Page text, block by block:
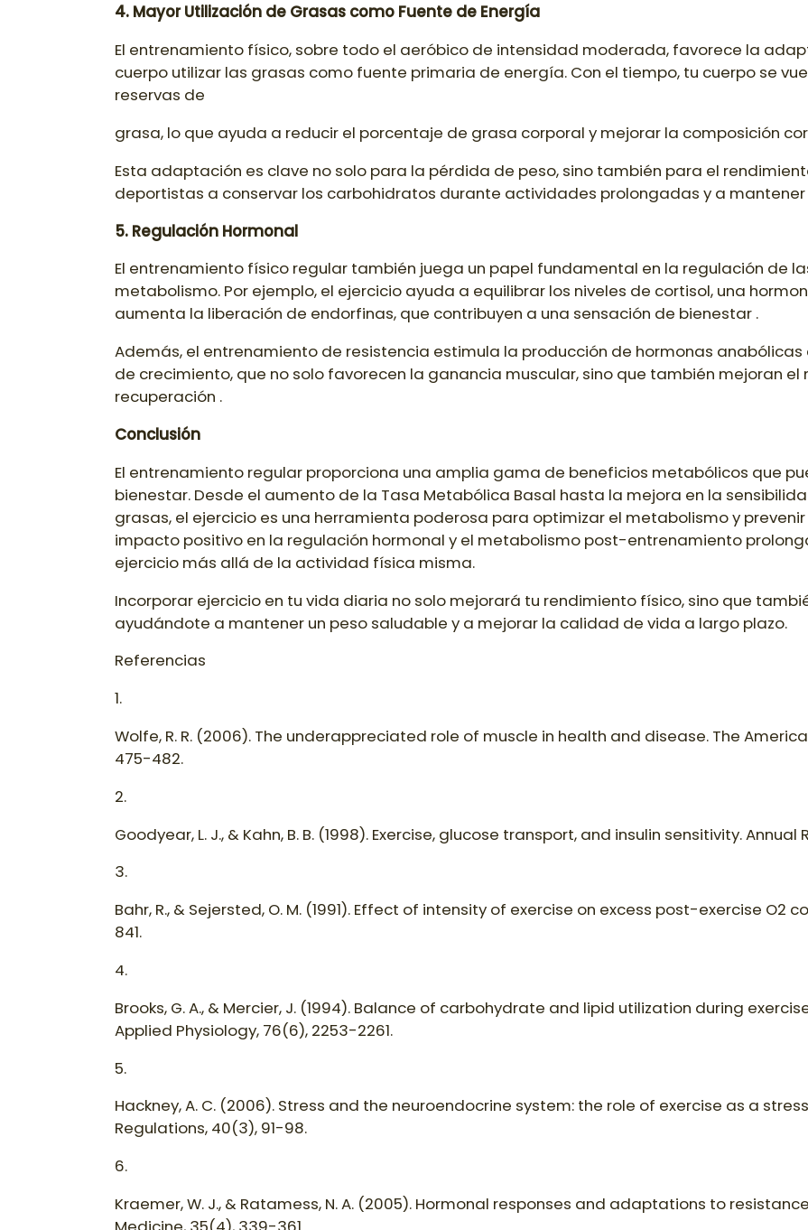
4. Mayor Utilización de Grasas como Fuente de Energía
El entrenamiento físico, sobre todo el aeróbico de intensidad moderada, favorece la
cuerpo utilizar las grasas como fuente primaria de energía. Con el tiempo, tu cuerpo se
reservas de
grasa, lo que ayuda a reducir el porcentaje de grasa corporal y mejorar la composición
Esta adaptación es clave no solo para la pérdida de peso, sino también para el
deportistas a conservar los carbohidratos durante actividades prolongadas y a
5. Regulación Hormonal
El entrenamiento físico regular también juega un papel fundamental en la regulación de
metabolismo. Por ejemplo, el ejercicio ayuda a equilibrar los niveles de cortisol, una
aumenta la liberación de endorfinas, que contribuyen a una sensación de bienestar .
Además, el entrenamiento de resistencia estimula la producción de hormonas
de crecimiento, que no solo favorecen la ganancia muscular, sino que también mejoran
recuperación .
Conclusión
El entrenamiento regular proporciona una amplia gama de beneficios metabólicos que
bienestar. Desde el aumento de la Tasa Metabólica Basal hasta la mejora en la
grasas, el ejercicio es una herramienta poderosa para optimizar el metabolismo y
impacto positivo en la regulación hormonal y el metabolismo post-entrenamiento
ejercicio más allá de la actividad física misma.
Incorporar ejercicio en tu vida diaria no solo mejorará tu rendimiento físico, sino que
ayudándote a mantener un peso saludable y a mejorar la calidad de vida a largo plazo.
Referencias
1.
Wolfe, R. R. (2006). The underappreciated role of muscle in health and disease. The
475-482.
2.
Goodyear, L. J., & Kahn, B. B. (1998). Exercise, glucose transport, and insulin sensitivity.
3.
Bahr, R., & Sejersted, O. M. (1991). Effect of intensity of exercise on excess post-exercise
841.
4.
Brooks, G. A., & Mercier, J. (1994). Balance of carbohydrate and lipid utilization during
Applied Physiology, 76(6), 2253-2261.
5.
Hackney, A. C. (2006). Stress and the neuroendocrine system: the role of exercise as a
Regulations, 40(3), 91-98.
6.
Kraemer, W. J., & Ratamess, N. A. (2005). Hormonal responses and adaptations to